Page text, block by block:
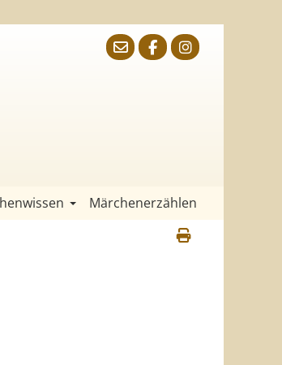
Märchenerzählen